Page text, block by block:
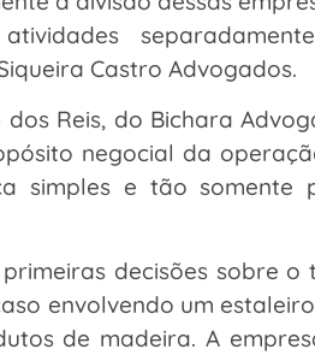
Castro Advogados.
Reis, do Bichara
negocial da
simples e tão somente
decisões sobre o
envolvendo um
de madeira. A